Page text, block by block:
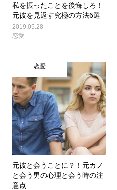
私を振ったことを後悔しろ！
元彼を見返す究極の方法6選
2019.05.28
恋愛
恋愛
元彼と会うことに？！元カノ
と会う男の心理と会う時の注
意点